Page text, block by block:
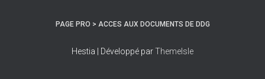
PAGE PRO > ACCES AUX DOCUMENTS DE DDG
Hestia | Développé parThemeIsle